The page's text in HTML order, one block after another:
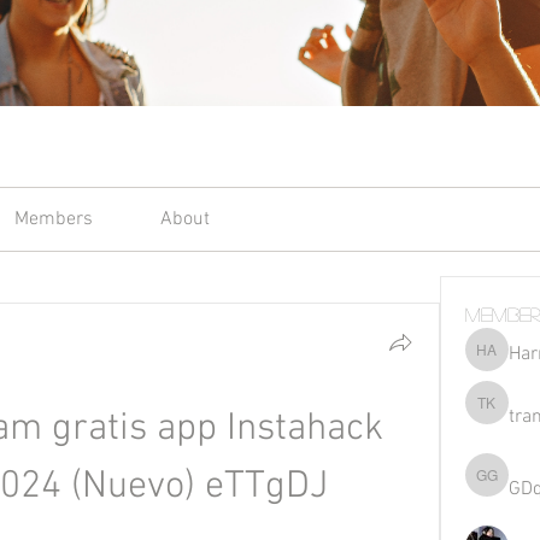
Members About
gratis app Instahack
(Nuevo) eTTgDJ
Harriet
tran khoa